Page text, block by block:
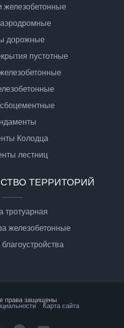
железобетонные
дорожные
пустотные
Колодца
лестниц
ТЕРРИТОРИЙ
тротуарная
железобетонные
права защищены
Карта сайта